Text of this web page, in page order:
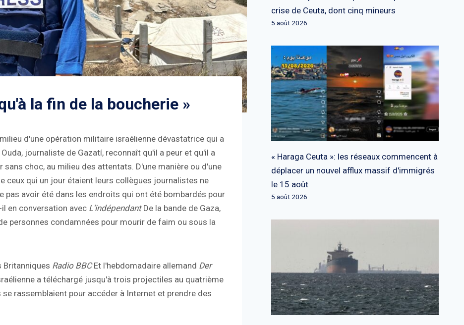
la fin de la boucherie »
d'une opération militaire israélienne dévastatrice qui a
journaliste de Gazatí, reconnaît qu'il a peur et qu'il a
choc, au milieu des attentats. D'une manière ou d'une
ceux qui un jour étaient leurs collègues journalistes ne
pas avoir été dans les endroits qui ont été bombardés pour
en conversation avec L'indépendantDe la bande de Gaza,
personnes condamnées pour mourir de faim ou sous la
Britanniques Radio BBCEt l'hebdomadaire allemand Der
a téléchargé jusqu'à trois projectiles au quatrième
rassemblaient pour accéder à Internet et prendre des
crise de Ceuta, dont cinq mineurs
5 août 2026
« Haraga Ceuta »: les réseaux commencent à
déplacer un nouvel afflux massif d'immigrés
le 15 août
5 août 2026